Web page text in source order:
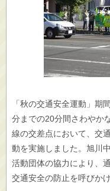
「秋の交通安全運動」期
分までの20分間さわやか
線の交差点において、交
動を実施しました。旭川
活動団体の協力により、
交通安全の防止を呼びかけ